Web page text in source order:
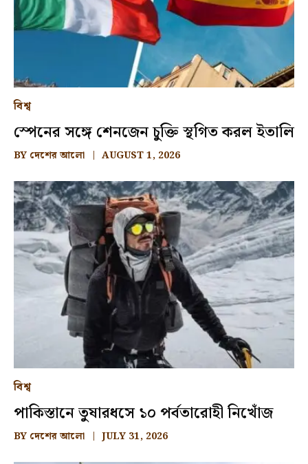
বিশ্ব
স্পেনের সঙ্গে শেনজেন চুক্তি স্থগিত করল ইতালি
BY দেশের আলো AUGUST 1, 2026
বিশ্ব
পাকিস্তানে তুষারধসে ১০ পর্বতারোহী নিখোঁজ
BY দেশের আলো JULY 31, 2026